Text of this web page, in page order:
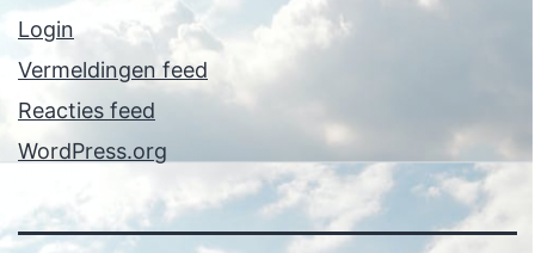
Login
Vermeldingen feed
Reacties feed
WordPress.org